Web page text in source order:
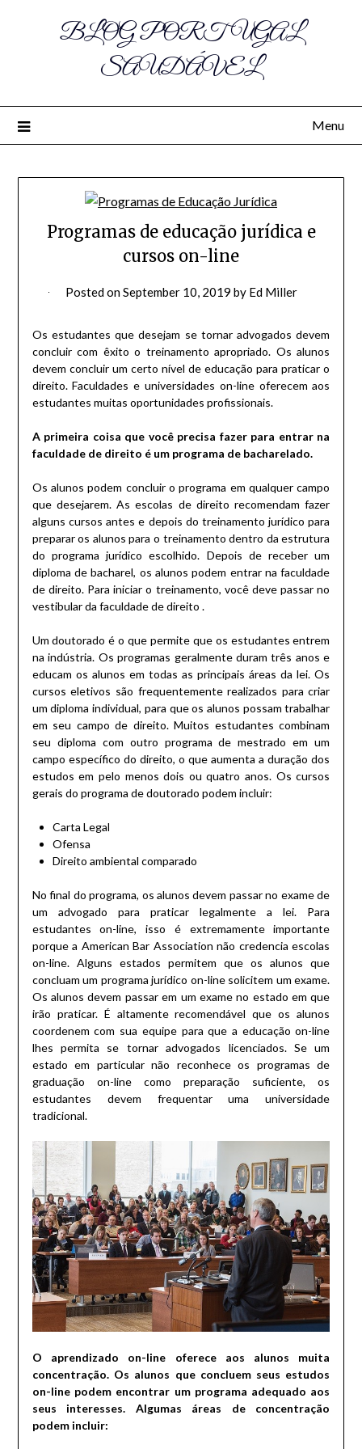
BLOG PORTUGAL
SAUDÁVEL
Menu
Programas de educação jurídica e
cursos on-line
Posted onSeptember 10, 2019 by Ed Miller
Os estudantes que desejam se tornar advogados devem
concluir com êxito o treinamento apropriado. Os alunos
devem concluir um certo nível de educação para praticar o
direito.Faculdades e universidades on-line oferecem aos
estudantes muitas oportunidades profissionais.
A primeira coisa que você precisa fazer para entrar na
faculdade de direito é um programa de bacharelado.
Os alunos podem concluir o programa em qualquer campo
que desejarem.As escolas de direito recomendam fazer
alguns cursos antes e depois do treinamento jurídico para
preparar os alunos para o treinamento dentro da estrutura
do programa jurídico escolhido. Depois de receber um
diploma de bacharel, os alunos podem entrar na faculdade
de direito. Para iniciar o treinamento, você deve passar no
vestibularda faculdade dedireito .
Um doutorado é o que permite que os estudantes entrem
na indústria. Os programas geralmente duram três anos e
educam os alunos em todas as principais áreas da lei.Os
cursos eletivos são frequentemente realizados para criar
um diploma individual, para que os alunos possam trabalhar
em seu campo de direito.Muitos estudantes combinam
seu diploma com outro programa de mestrado em um
campo específico do direito, o que aumenta a duração dos
estudos em pelo menos dois ou quatro anos. Os cursos
gerais do programa de doutorado podem incluir:
Carta Legal
Ofensa
Direito ambiental comparado
No final do programa, os alunos devem passar no exame de
um advogado para praticar legalmente a lei. Para
estudantes on-line, isso é extremamente importante
porque a American Bar Association não credencia escolas
on-line. Alguns estados permitem que os alunos que
concluam um programa jurídico on-line solicitem um exame.
Os alunos devem passar em um exame no estado em que
irão praticar. É altamente recomendável que os alunos
coordenem com sua equipe para que a educação on-line
lhes permita se tornar advogados licenciados.Se um
estado em particular não reconhece os programas de
graduação on-line como preparação suficiente, os
estudantes devem frequentar uma universidade
tradicional.
O aprendizado on-line oferece aos alunos muita
concentração. Os alunos que concluem seus estudos
on-line podem encontrar um programa adequado aos
seus interesses. Algumas áreas de concentração
podem incluir: